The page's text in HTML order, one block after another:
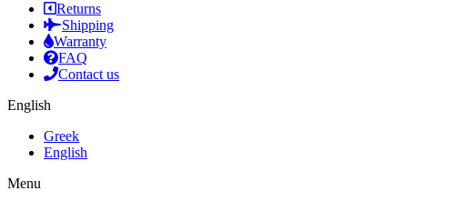
Returns
Shipping
Warranty
FAQ
Contact us
English
Greek
English
Menu